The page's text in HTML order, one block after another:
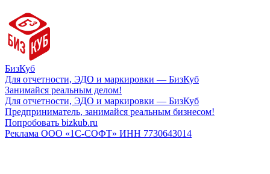
БизКуб
Для отчетности, ЭДО и маркировки — БизКуб
Занимайся реальным делом!
Для отчетности, ЭДО и маркировки — БизКуб
Предприниматель, занимайся реальным бизнесом!
Попробовать bizkub.ru
Реклама ООО «1С-СОФТ» ИНН 7730643014